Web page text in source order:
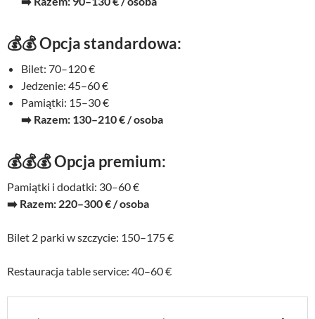
💰💰 Opcja standardowa:
Bilet: 70–120 €
Jedzenie: 45–60 €
Pamiątki: 15–30 €
➡️ Razem: 130–210 € / osoba
💰💰💰 Opcja premium:
Pamiątki i dodatki: 30–60 €
➡️ Razem: 220–300 € / osoba
Bilet 2 parki w szczycie: 150–175 €
Restauracja table service: 40–60 €